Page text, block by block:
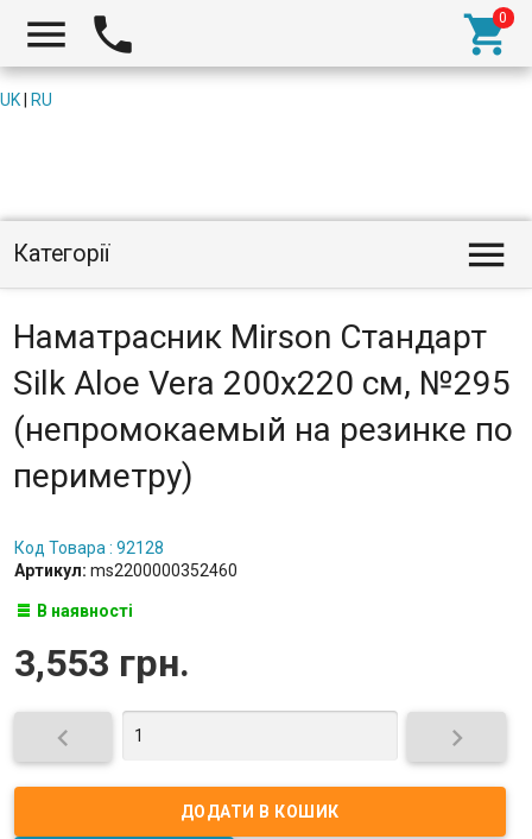
  
UK RU
Категорії 
Наматрасник Mirson Стандарт
Silk Aloe Vera 200x220 см, №295
(непромокаемый на резинке по
периметру)
Код Товара : 92128
Артикул: ms2200000352460
В наявності
3,553 грн.
 